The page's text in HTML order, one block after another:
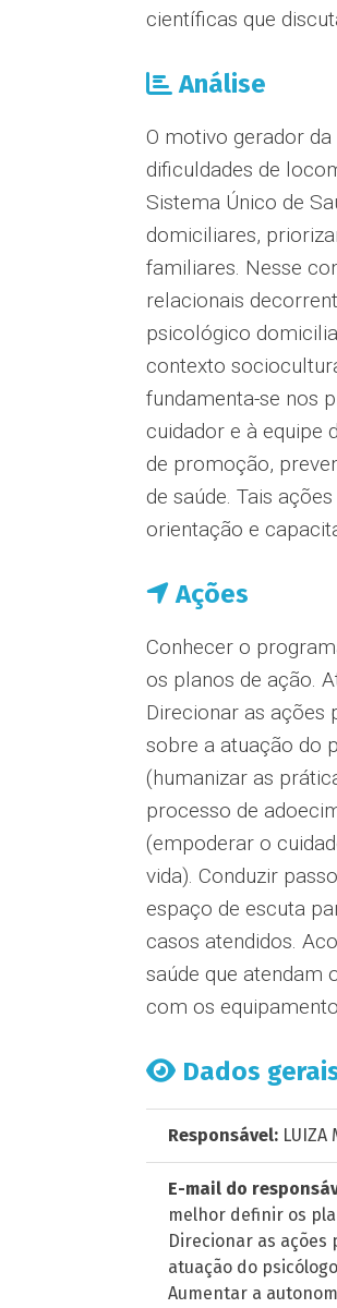
científicas que
Análise
O motivo gerador
dificuldades de
Sistema Único de
domiciliares,
familiares. Nesse
relacionais
psicológico
contexto
fundamenta-se nos
cuidador e à equipe
de promoção,
de saúde. Tais
orientação e
Ações
Conhecer o
os planos de ação.
Direcionar as ações
sobre a atuação do
(humanizar as
processo de
(empoderar o
vida). Conduzir
espaço de escuta
casos atendidos.
saúde que atendam
com os
Dados
Responsável: LUIZA
E-mail do
melhor definir os
Direcionar as
atuação do
Aumentar a